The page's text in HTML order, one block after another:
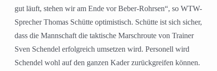
gut läuft, stehen wir am Ende vor Beber-Rohrsen“, so WTW-
Sprecher Thomas Schütte optimistisch. Schütte ist sich sicher,
dass die Mannschaft die taktische Marschroute von Trainer
Sven Schendel erfolgreich umsetzen wird. Personell wird
Schendel wohl auf den ganzen Kader zurückgreifen können.